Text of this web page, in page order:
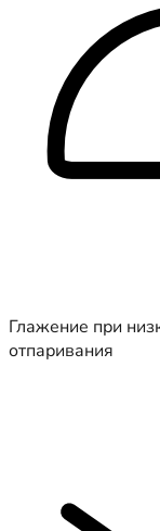
Глажение при
отпаривания